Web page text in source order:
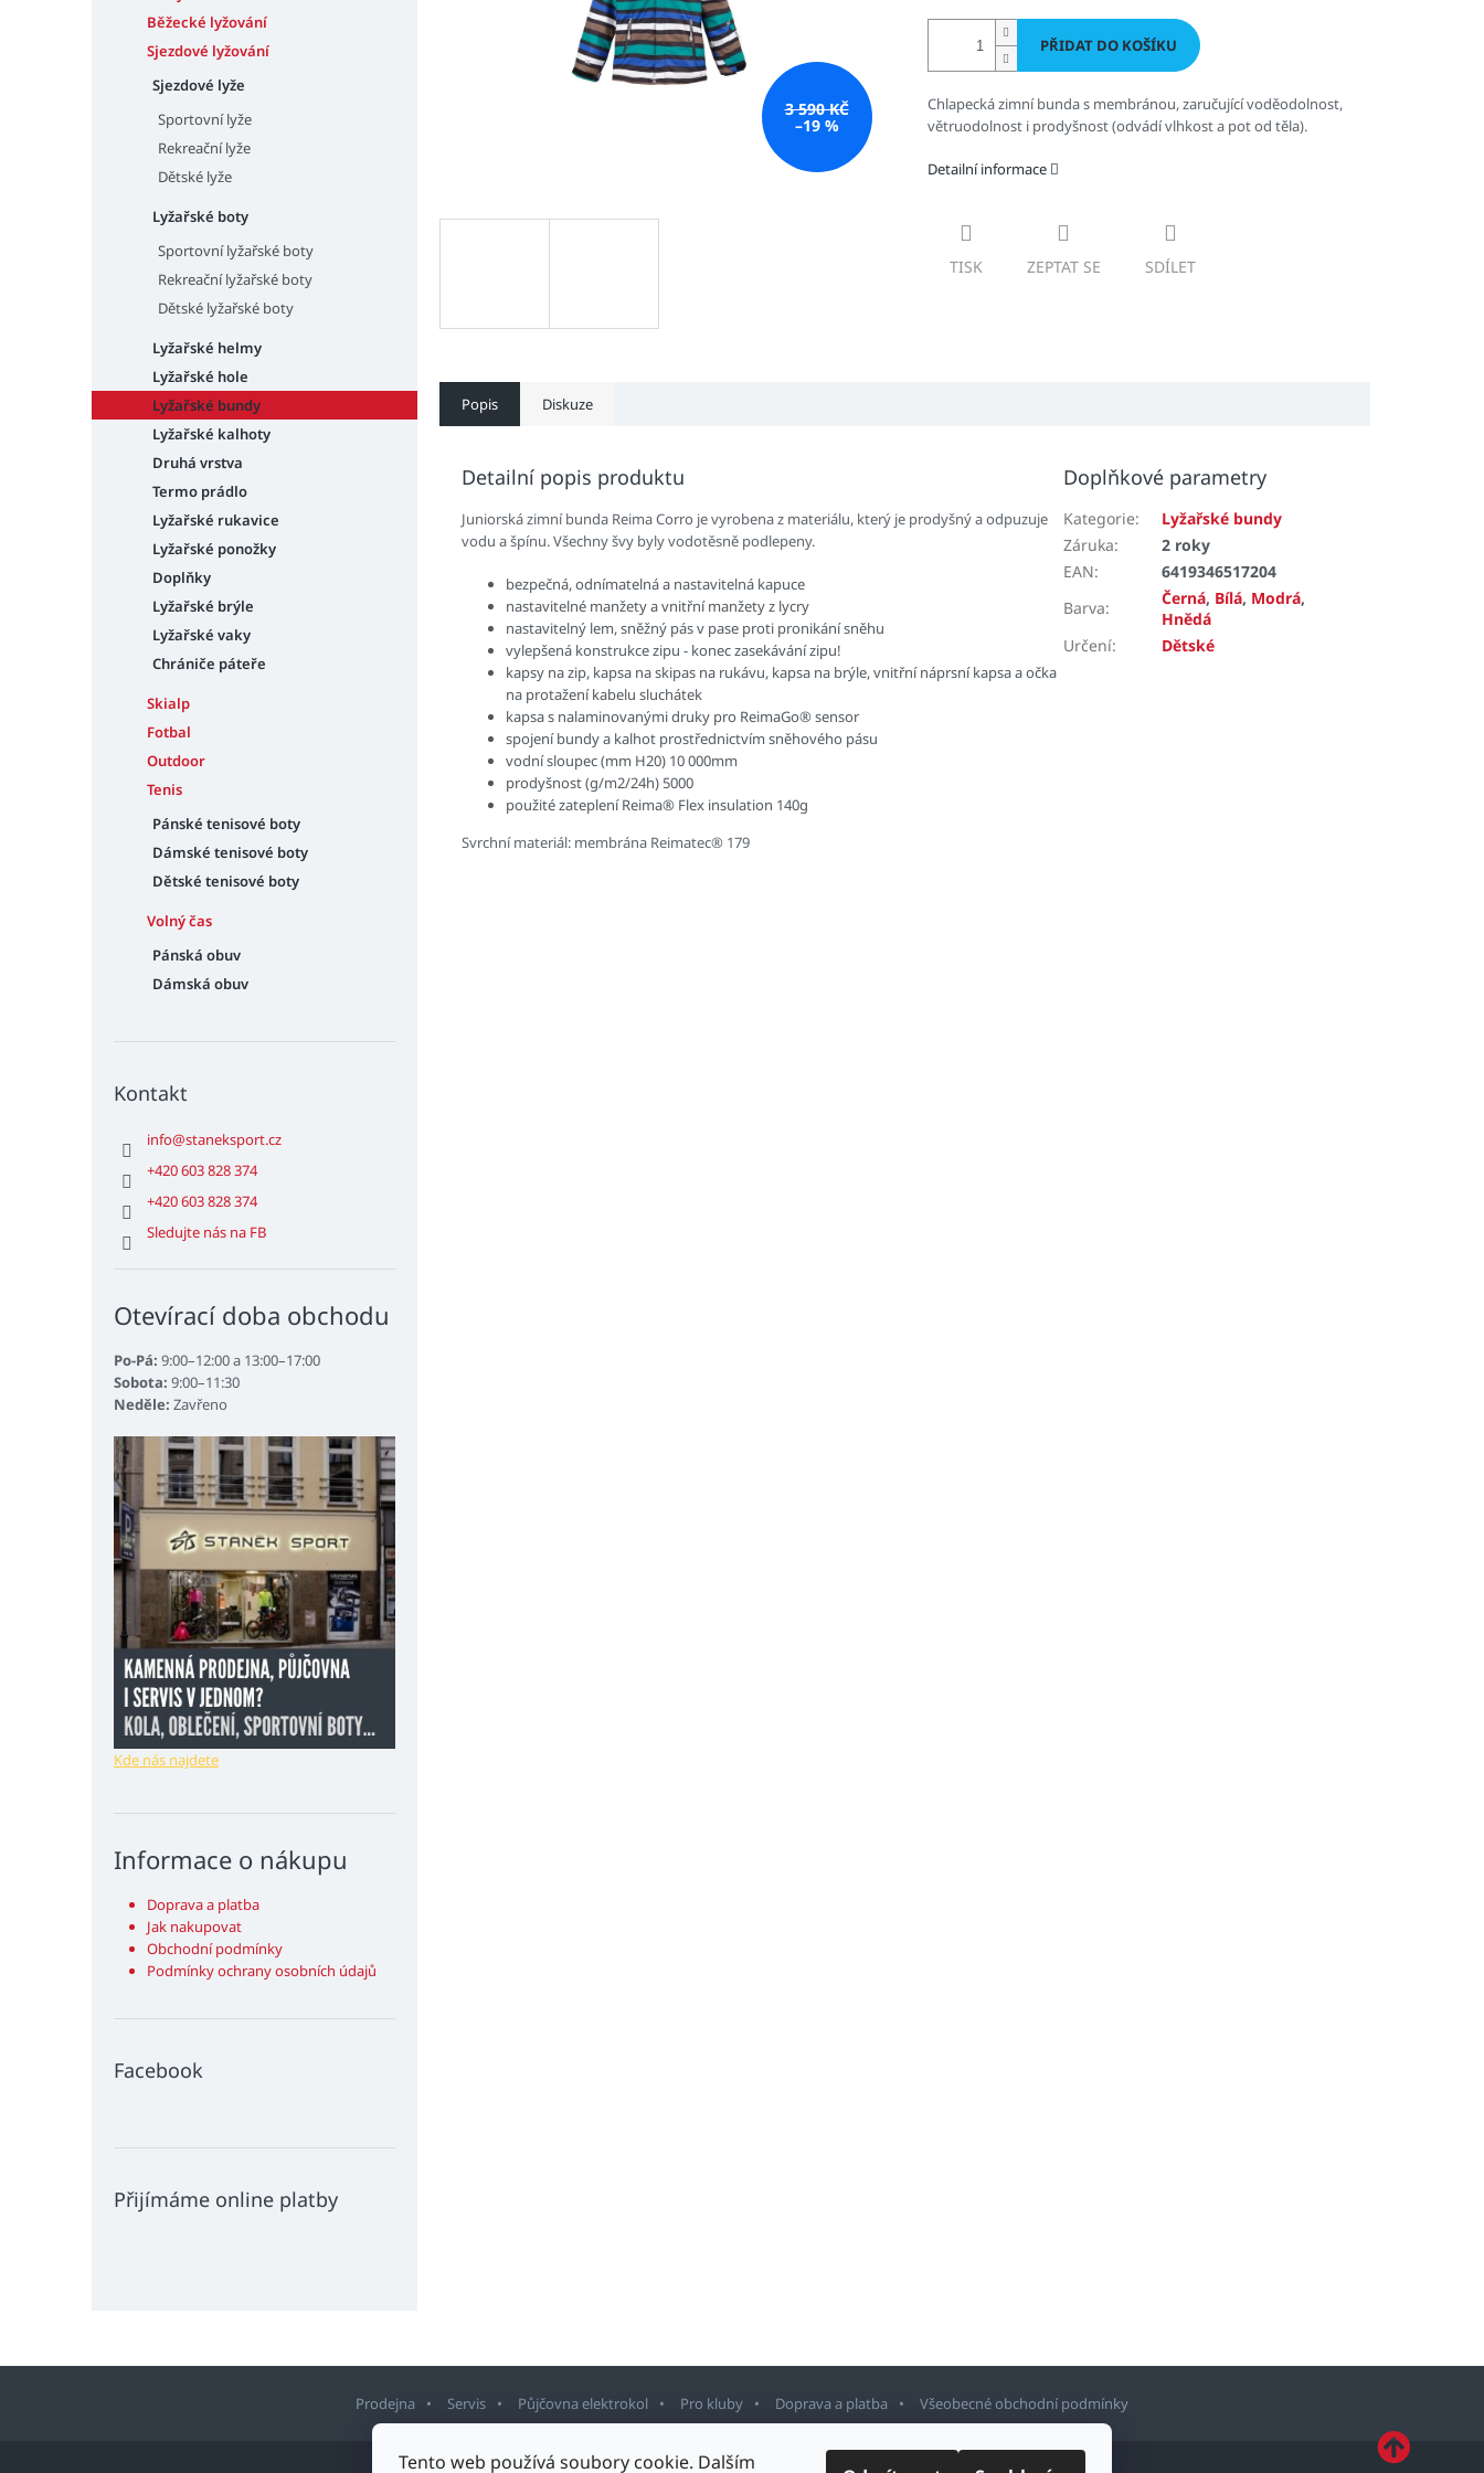
Tento web používá soubory cookie. Dalším
Běžecké lyžování
Sjezdové lyžování
Sjezdové lyže
Sportovní lyže
Rekreační lyže
Dětské lyže
Lyžařské boty
Sportovní lyžařské boty
Rekreační lyžařské boty
Dětské lyžařské boty
Lyžařské helmy
Lyžařské hole
Lyžařské bundy
Lyžařské kalhoty
Druhá vrstva
Termo prádlo
Lyžařské rukavice
Lyžařské ponožky
Doplňky
Lyžařské brýle
Lyžařské vaky
Chrániče páteře
Skialp
Fotbal
Outdoor
Tenis
Pánské tenisové boty
Dámské tenisové boty
Dětské tenisové boty
Volný čas
Pánská obuv
Dámská obuv
Kontakt
info@staneksport.cz
+420 603 828 374
+420 603 828 374
Sledujte nás na FB
Otevírací doba obchodu
Po-Pá: 9:00–12:00 a 13:00–17:00
Sobota: 9:00–11:30
Neděle: Zavřeno
Kde nás najdete
Informace o nákupu
Doprava a platba
Jak nakupovat
Obchodní podmínky
Podmínky ochrany osobních údajů
Facebook
Přijímáme online platby
3 590 KČ
–19 %
PŘIDAT DO KOŠÍKU
Chlapecká zimní bunda s membránou, zaručující voděodolnost,
větruodolnost i prodyšnost (odvádí vlhkost a pot od těla).
Detailní informace
TISK ZEPTAT SE SDÍLET
Popis Diskuze
Detailní popis produktu
Juniorská zimní bunda Reima Corro je vyrobena z materiálu, který je prodyšný a odpuzuje
vodu a špínu. Všechny švy byly vodotěsně podlepeny.
bezpečná, odnímatelná a nastavitelná kapuce
nastavitelné manžety a vnitřní manžety z lycry
nastavitelný lem, sněžný pás v pase proti pronikání sněhu
vylepšená konstrukce zipu - konec zasekávání zipu!
kapsy na zip, kapsa na skipas na rukávu, kapsa na brýle, vnitřní náprsní kapsa a očka
na protažení kabelu sluchátek
kapsa s nalaminovanými druky pro ReimaGo® sensor
spojení bundy a kalhot prostřednictvím sněhového pásu
vodní sloupec (mm H20) 10 000mm
prodyšnost (g/m2/24h) 5000
použité zateplení Reima® Flex insulation 140g
Svrchní materiál: membrána Reimatec® 179
Doplňkové parametry
Kategorie:
Lyžařské bundy
Záruka:
2 roky
EAN:
6419346517204
Barva: Černá, Bílá, Modrá,
Hnědá
Určení: Dětské
Prodejna Servis Půjčovna elektrokol Pro kluby Doprava a platba Všeobecné obchodní podmínky